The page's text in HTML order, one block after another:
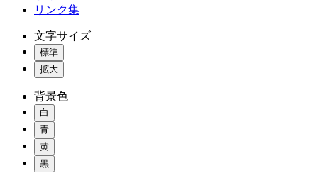
リンク集
文字サイズ
標準
拡大
背景色
白
青
黄
黒